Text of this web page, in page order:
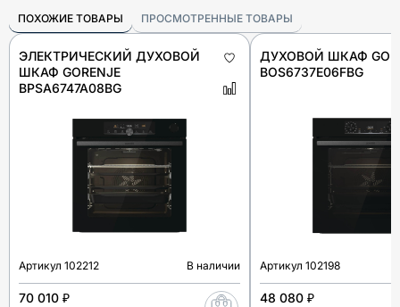
ПОХОЖИЕ ТОВАРЫ ПРОСМОТРЕННЫЕ ТОВАРЫ
ЭЛЕКТРИЧЕСКИЙ ДУХОВОЙ
ШКАФ GORENJE
BPSA6747A08BG
Артикул 102212 В наличии
70 010 ₽
ДУХОВОЙ ШКАФ
BOS6737E06FBG
Артикул 102198
48 080 ₽